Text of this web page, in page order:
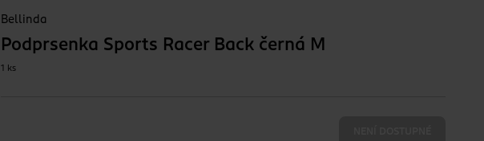
Bellinda
Podprsenka Sports Racer Back černá M
1 ks